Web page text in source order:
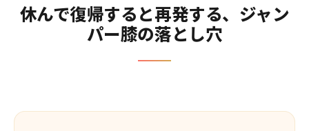
休んで復帰すると再発する、ジャン
パー膝の落とし穴